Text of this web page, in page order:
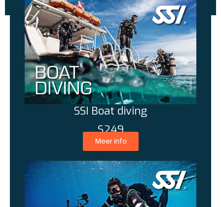
SSI Boat diving
$249
Meer info